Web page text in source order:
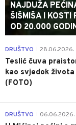
NAJDUŽA
ŠIŠMIŠA I KOSTI
OD 20.000
DRUŠTVO 28.06.2026.
Teslić čuva
kao svjedok
(FOTO)
DRUŠTVO 06.06.2026.